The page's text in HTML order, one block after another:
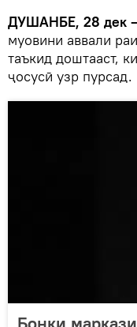
ДУШАНБЕ, 28 дек
муовини аввали
таъкид доштааст,
ҷосусӣ узр пурсад.